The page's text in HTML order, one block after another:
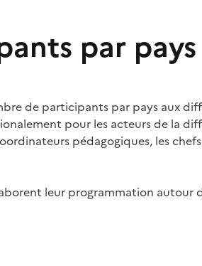
par pays
de participants par pays aux
pour les acteurs de la
pédagogiques, les
leur programmation